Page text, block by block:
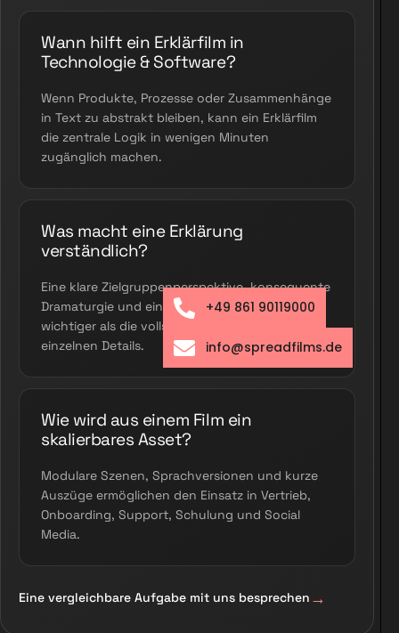
Wann hilft ein Erklärfilm in
Technologie & Software?
Wenn Produkte, Prozesse oder Zusammenhänge
in Text zu abstrakt bleiben, kann ein Erklärfilm
die zentrale Logik in wenigen Minuten
zugänglich machen.
Was macht eine Erklärung
verständlich?
Eine klare Zielgruppenperspektive, konsequente
Dramaturgie und eine visuelle Metapher sind
wichtiger als die vollständige Abbildung jedes
einzelnen Details.
Wie wird aus einem Film ein
skalierbares Asset?
Modulare Szenen, Sprachversionen und kurze
Auszüge ermöglichen den Einsatz in Vertrieb,
Onboarding, Support, Schulung und Social
Media.
Eine vergleichbare Aufgabe mit uns besprechen
+49 861 90119000
info@spreadfilms.de